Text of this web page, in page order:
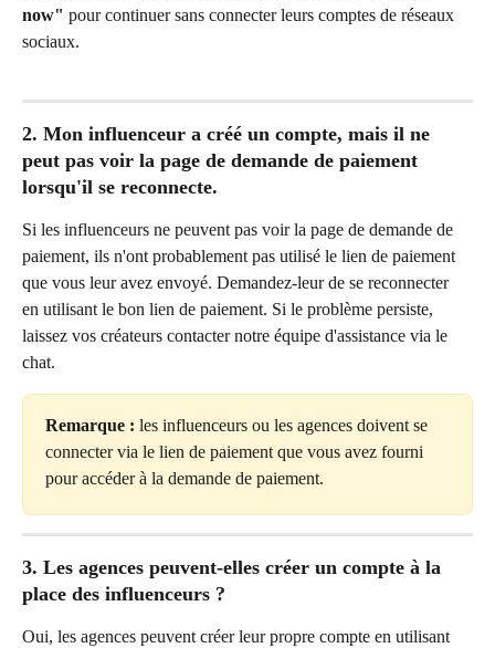
now" pour continuer sans connecter leurs comptes de réseaux
sociaux.
2. Mon influenceur a créé un compte, mais il ne
peut pas voir la page de demande de paiement
lorsqu'il se reconnecte.
Si les influenceurs ne peuvent pas voir la page de demande de
paiement, ils n'ont probablement pas utilisé le lien de paiement
que vous leur avez envoyé. Demandez-leur de se reconnecter
en utilisant le bon lien de paiement. Si le problème persiste,
laissez vos créateurs contacter notre équipe d'assistance via le
chat.
Remarque : les influenceurs ou les agences doivent se
connecter via le lien de paiement que vous avez fourni
pour accéder à la demande de paiement.
3. Les agences peuvent-elles créer un compte à la
place des influenceurs ?
Oui, les agences peuvent créer leur propre compte en utilisant